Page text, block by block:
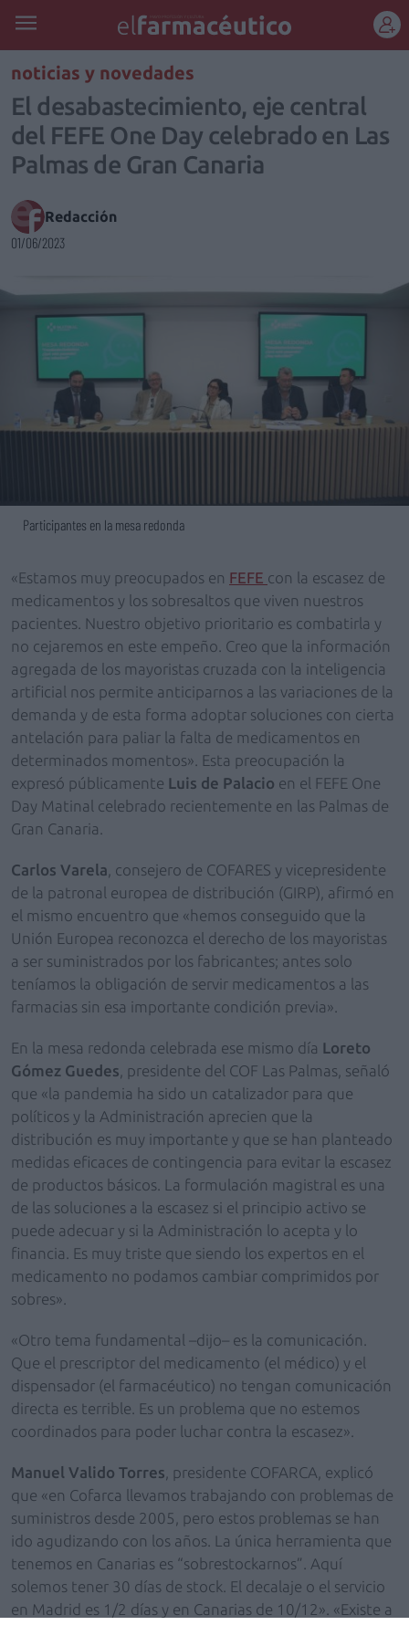
REGÍSTRATE
noticias y novedades
El desabastecimiento, eje central
del FEFE One Day celebrado en Las
Palmas de Gran Canaria
Redacción
01/06/2023
Participantes en la mesa redonda
«Estamos muy preocupados en FEFE con la escasez de
medicamentos y los sobresaltos que viven nuestros
pacientes. Nuestro objetivo prioritario es combatirla y
no cejaremos en este empeño. Creo que la información
agregada de los mayoristas cruzada con la inteligencia
artificial nos permite anticiparnos a las variaciones de la
demanda y de esta forma adoptar soluciones con cierta
antelación para paliar la falta de medicamentos en
determinados momentos». Esta preocupación la
expresó públicamente Luis de Palacio en el FEFE One
Day Matinal celebrado recientemente en las Palmas de
Gran Canaria.
Carlos Varela , consejero de COFARES y vicepresidente
de la patronal europea de distribución (GIRP), afirmó en
el mismo encuentro que «hemos conseguido que la
Unión Europea reconozca el derecho de los mayoristas
a ser suministrados por los fabricantes; antes solo
teníamos la obligación de servir medicamentos a las
farmacias sin esa importante condición previa».
En la mesa redonda celebrada ese mismo día Loreto
Gómez Guedes , presidente del COF Las Palmas, señaló
que «la pandemia ha sido un catalizador para que
políticos y la Administración aprecien que la
distribución es muy importante y que se han planteado
medidas eficaces de contingencia para evitar la escasez
de productos básicos. La formulación magistral es una
de las soluciones a la escasez si el principio activo se
puede adecuar y si la Administración lo acepta y lo
financia. Es muy triste que siendo los expertos en el
medicamento no podamos cambiar comprimidos por
sobres».
«Otro tema fundamental –dijo– es la comunicación.
Que el prescriptor del medicamento (el médico) y el
dispensador (el farmacéutico) no tengan comunicación
directa es terrible. Es un problema que no estemos
coordinados para poder luchar contra la escasez».
Manuel Valido Torres , presidente COFARCA, explicó
que «en Cofarca llevamos trabajando con problemas de
suministros desde 2005, pero estos problemas se han
ido agudizando con los años. La única herramienta que
tenemos en Canarias es “sobrestockarnos”. Aquí
solemos tener 30 días de stock. El decalaje o el servicio
en Madrid es 1/2 días y en Canarias de 10/12». «Existe a